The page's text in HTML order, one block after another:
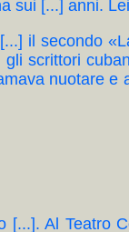
sui [...] anni.
il secondo
scrittori
nuotare
[...]. Al